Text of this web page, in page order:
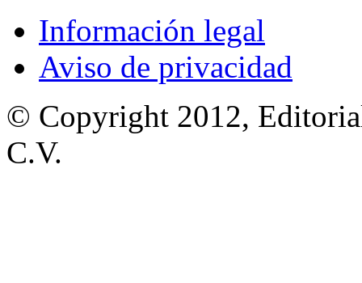
Información legal
Aviso de privacidad
© Copyright 2012,
C.V.